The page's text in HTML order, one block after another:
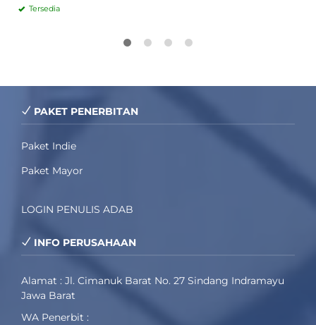
Tersedia
PAKET PENERBITAN
Paket Indie
Paket Mayor
LOGIN PENULIS ADAB
INFO PERUSAHAAN
Alamat : Jl. Cimanuk Barat No. 27 Sindang Indramayu
Jawa Barat
WA Penerbit :